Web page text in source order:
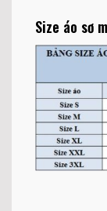
Size áo sơ